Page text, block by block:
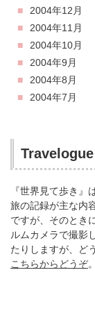
2004年12月
2004年11月
2004年10月
2004年9月
2004年8月
2004年7月
Travelogue
『世界見て歩き
旅の記録が主な内
ですが、そのとき
ルムカメラで撮影
たりしますが、ど
こちらからどうぞ。